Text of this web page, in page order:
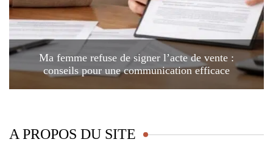
Ma femme refuse de signer l’acte de vente :
conseils pour une communication efficace
A PROPOS DU SITE